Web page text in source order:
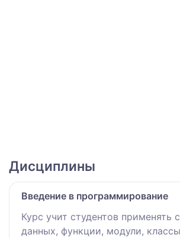
Дисциплины
Введение в программирование
Курс учит студентов применять
данных, функции, модули,